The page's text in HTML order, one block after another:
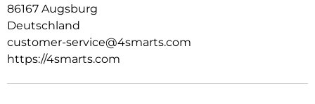
86167 Augsburg
Deutschland
customer-service@4smarts.com
https://4smarts.com